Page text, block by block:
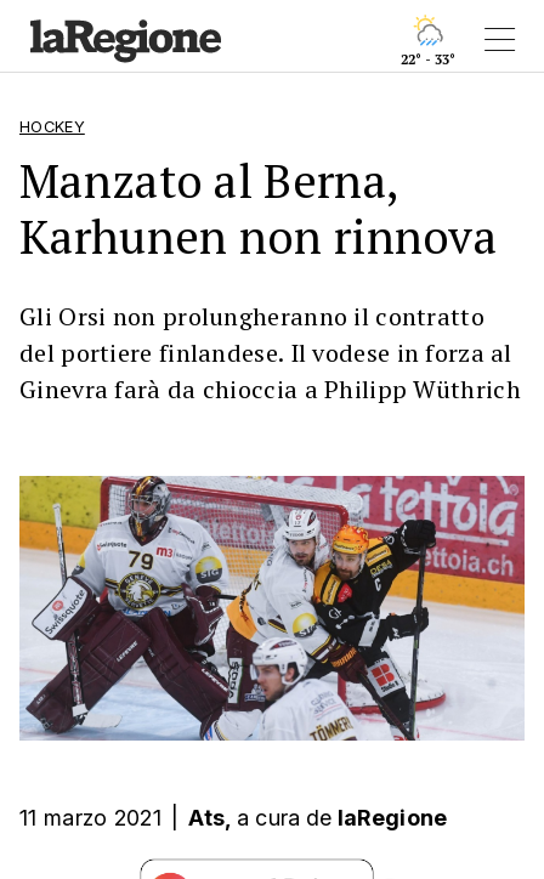
22° - 33°
HOCKEY
Manzato al Berna,
Karhunen non rinnova
Gli Orsi non prolungheranno il contratto
del portiere finlandese. Il vodese in forza al
Ginevra farà da chioccia a Philipp Wüthrich
11 marzo 2021 Ats, a cura de laRegione